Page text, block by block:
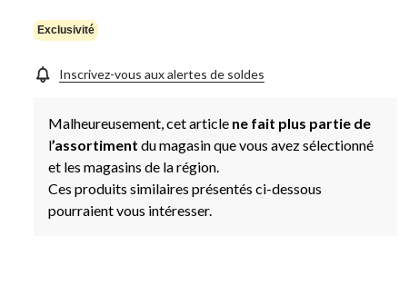
Exclusivité
Inscrivez-vous aux alertes de soldes
Malheureusement, cet article ne fait plus partie de
l’assortiment du magasin que vous avez sélectionné
et les magasins de la région.
Ces produits similaires présentés ci-dessous
pourraient vous intéresser.